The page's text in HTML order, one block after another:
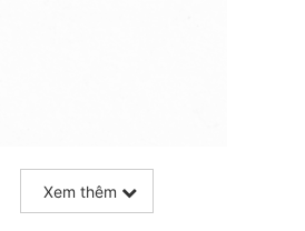
Xem thêm